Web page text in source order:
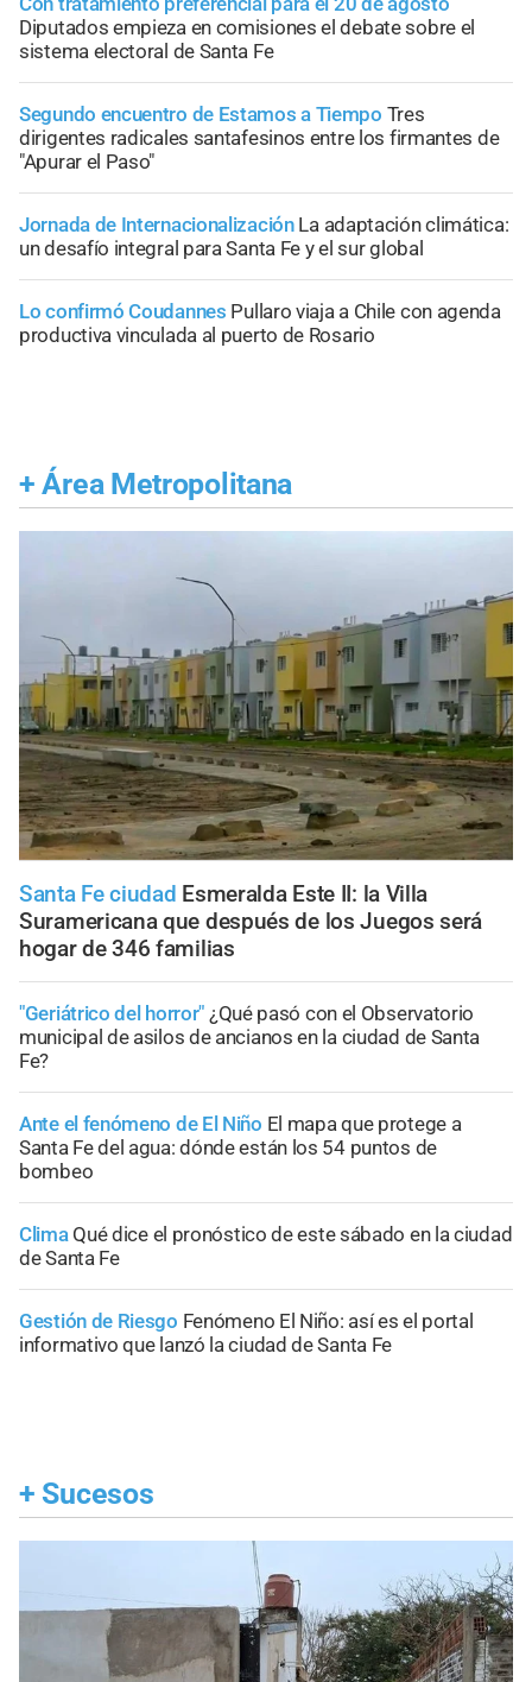
Diputados empieza en comisiones el debate sobre el
sistema electoral de Santa Fe
Segundo encuentro de Estamos a Tiempo Tres
dirigentes radicales santafesinos entre los firmantes de
"Apurar el Paso"
Jornada de Internacionalización La adaptación climática:
un desafío integral para Santa Fe y el sur global
Lo confirmó Coudannes Pullaro viaja a Chile con agenda
productiva vinculada al puerto de Rosario
+ Área Metropolitana
Santa Fe ciudad Esmeralda Este II: la Villa
Suramericana que después de los Juegos será
hogar de 346 familias
"Geriátrico del horror" ¿Qué pasó con el Observatorio
municipal de asilos de ancianos en la ciudad de Santa
Fe?
Ante el fenómeno de El Niño El mapa que protege a
Santa Fe del agua: dónde están los 54 puntos de
bombeo
Clima Qué dice el pronóstico de este sábado en la ciudad
de Santa Fe
Gestión de Riesgo Fenómeno El Niño: así es el portal
informativo que lanzó la ciudad de Santa Fe
+ Sucesos